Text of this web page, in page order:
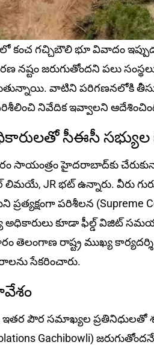
గచ్చిబౌలి భూ వివాదం ఇప్పుడు
నష్టం జరుగుతోందని పలు
వాటిని పరిగణనలోకి తీసుకున్న
నివేదిక ఇవ్వాలని
సీఈసీ
సాయంత్రం హైదరాబాద్‌కు
లిమయే, JR భట్ ఉన్నారు. వీరు
పరిశీలన (Supreme
అధికారులు కూడా ఫీల్డ్‌ విజిట్‌
తెలంగాణ రాష్ట్ర ముఖ్య
సేక‌రించారు.
ఇతర పౌర సమాఖ్యల ప్రతినిధులతో
Gachibowli)